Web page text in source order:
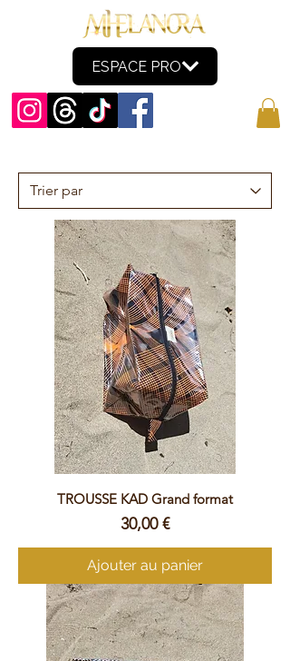
ESPACE PRO
TROUSSE KAD Grand format
Prix
30,00 €
Ajouter au panier